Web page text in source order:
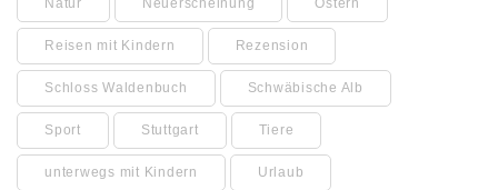
Natur Neuerscheinung Ostern
Reisen mit Kindern Rezension
Schloss Waldenbuch Schwäbische Alb
Sport Stuttgart Tiere
unterwegs mit Kindern Urlaub